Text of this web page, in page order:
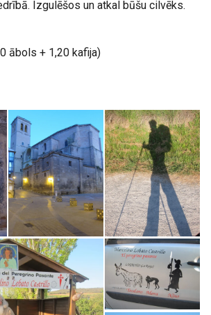
Izgulēšos un atkal būšu cilvēks.
ābols + 1,20 kafija)